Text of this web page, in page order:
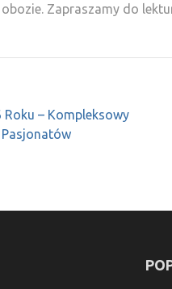
Zapraszamy do
– Kompleksowy